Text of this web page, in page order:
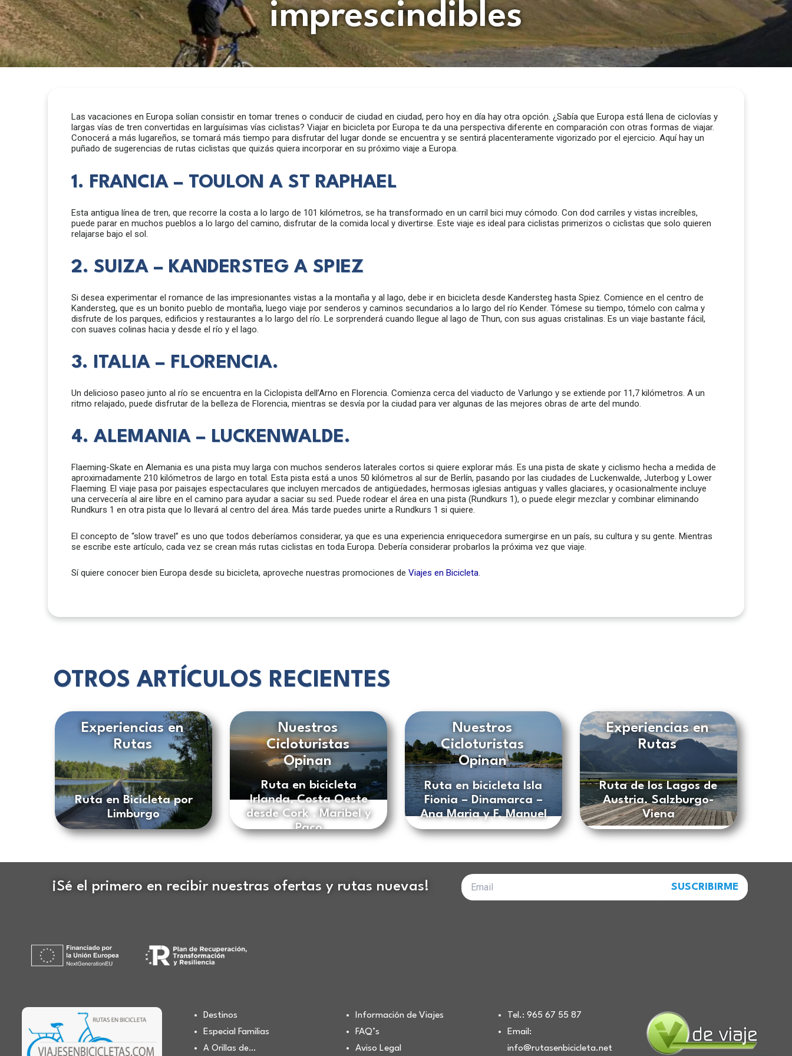
imprescindibles
Las vacaciones en Europa solían consistir en tomar trenes o conducir de ciudad en ciudad, pero hoy en día hay otra opción. ¿Sabía que Europa está llena de ciclovías y
largas vías de tren convertidas en larguísimas vías ciclistas? Viajar en bicicleta por Europa te da una perspectiva diferente en comparación con otras formas de viajar.
Conocerá a más lugareños, se tomará más tiempo para disfrutar del lugar donde se encuentra y se sentirá placenteramente vigorizado por el ejercicio. Aquí hay un
puñado de sugerencias de rutas ciclistas que quizás quiera incorporar en su próximo viaje a Europa.
1. FRANCIA – TOULON A ST RAPHAEL
Esta antigua línea de tren, que recorre la costa a lo largo de 101 kilómetros, se ha transformado en un carril bici muy cómodo. Con dod carriles y vistas increíbles,
puede parar en muchos pueblos a lo largo del camino, disfrutar de la comida local y divertirse. Este viaje es ideal para ciclistas primerizos o ciclistas que solo quieren
relajarse bajo el sol.
2. SUIZA – KANDERSTEG A SPIEZ
Si desea experimentar el romance de las impresionantes vistas a la montaña y al lago, debe ir en bicicleta desde Kandersteg hasta Spiez. Comience en el centro de
Kandersteg, que es un bonito pueblo de montaña, luego viaje por senderos y caminos secundarios a lo largo del río Kender. Tómese su tiempo, tómelo con calma y
disfrute de los parques, edificios y restaurantes a lo largo del río. Le sorprenderá cuando llegue al lago de Thun, con sus aguas cristalinas. Es un viaje bastante fácil,
con suaves colinas hacia y desde el río y el lago.
3. ITALIA – FLORENCIA.
Un delicioso paseo junto al río se encuentra en la Ciclopista dell’Arno en Florencia. Comienza cerca del viaducto de Varlungo y se extiende por 11,7 kilómetros. A un
ritmo relajado, puede disfrutar de la belleza de Florencia, mientras se desvía por la ciudad para ver algunas de las mejores obras de arte del mundo.
4. ALEMANIA – LUCKENWALDE.
Flaeming-Skate en Alemania es una pista muy larga con muchos senderos laterales cortos si quiere explorar más. Es una pista de skate y ciclismo hecha a medida de
aproximadamente 210 kilómetros de largo en total. Esta pista está a unos 50 kilómetros al sur de Berlín, pasando por las ciudades de Luckenwalde, Juterbog y Lower
Flaeming. El viaje pasa por paisajes espectaculares que incluyen mercados de antigüedades, hermosas iglesias antiguas y valles glaciares, y ocasionalmente incluye
una cervecería al aire libre en el camino para ayudar a saciar su sed. Puede rodear el área en una pista (Rundkurs 1), o puede elegir mezclar y combinar eliminando
Rundkurs 1 en otra pista que lo llevará al centro del área. Más tarde puedes unirte a Rundkurs 1 si quiere.
El concepto de “slow travel” es uno que todos deberíamos considerar, ya que es una experiencia enriquecedora sumergirse en un país, su cultura y su gente. Mientras
se escribe este artículo, cada vez se crean más rutas ciclistas en toda Europa. Debería considerar probarlos la próxima vez que viaje.
Sí quiere conocer bien Europa desde su bicicleta, aproveche nuestras promociones de Viajes en Bicicleta.
OTROS ARTÍCULOS RECIENTES
Experiencias en
Rutas
Ruta en Bicicleta por
Limburgo
Nuestros
Cicloturistas
Opinan
Ruta en bicicleta
Irlanda, Costa Oeste
desde Cork , Maribel y
Paco
Nuestros
Cicloturistas
Opinan
Ruta en bicicleta Isla
Fionia – Dinamarca –
Ana Maria y F. Manuel
Experiencias en
Rutas
Ruta de los Lagos de
Austria. Salzburgo-
Viena
¡Sé el primero en recibir nuestras ofertas y rutas nuevas!
Tu
correo
SUSCRIBIRME
Destinos
Especial Familias
A Orillas de…
Información de Viajes
FAQ’s
Aviso Legal
Tel.: 965 67 55 87
Email:
info@rutasenbicicleta.net